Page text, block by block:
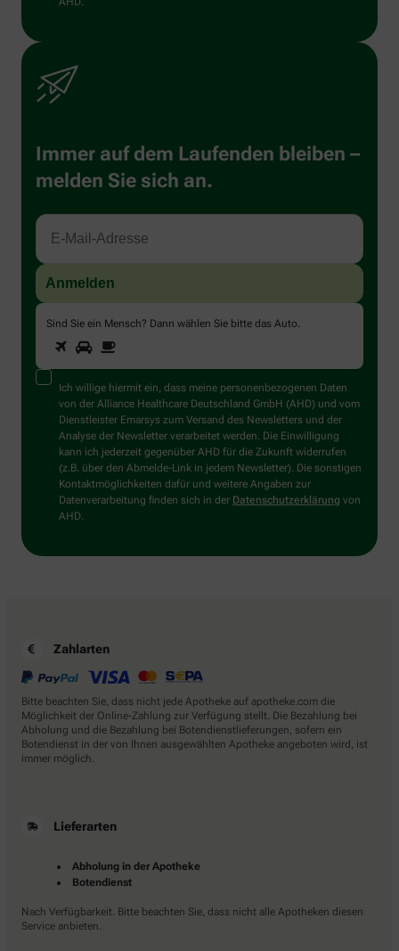
Immer auf dem Laufenden bleiben –
melden Sie sich an.
Sind Sie ein Mensch? Dann wählen Sie bitte das Auto.
Sind
Sie
ein
Mensch?
Dann
wählen
Sie
bitte
das
Auto.
1 2
Ich willige hiermit ein, dass meine personenbezogenen Daten
von der Alliance Healthcare Deutschland GmbH (AHD) und vom
Dienstleister Emarsys zum Versand des Newsletters und der
Analyse der Newsletter verarbeitet werden. Die Einwilligung
kann ich jederzeit gegenüber AHD für die Zukunft widerrufen
(z.B. über den Abmelde-Link in jedem Newsletter). Die sonstigen
Kontaktmöglichkeiten dafür und weitere Angaben zur
Datenverarbeitung finden sich in der Datenschutzerklärung von
AHD.
Zahlarten
Bitte beachten Sie, dass nicht jede Apotheke auf apotheke.com die
Möglichkeit der Online-Zahlung zur Verfügung stellt. Die Bezahlung bei
Abholung und die Bezahlung bei Botendienstlieferungen, sofern ein
Botendienst in der von Ihnen ausgewählten Apotheke angeboten wird, ist
immer möglich.
Lieferarten
Abholung in der Apotheke
Botendienst
Nach Verfügbarkeit. Bitte beachten Sie, dass nicht alle Apotheken diesen
Service anbieten.